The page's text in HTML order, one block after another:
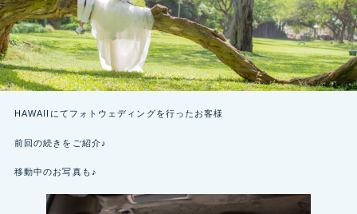
HAWAIIにてフォトウェディングを行ったお客様
前回の続きをご紹介♪
移動中のお写真も♪